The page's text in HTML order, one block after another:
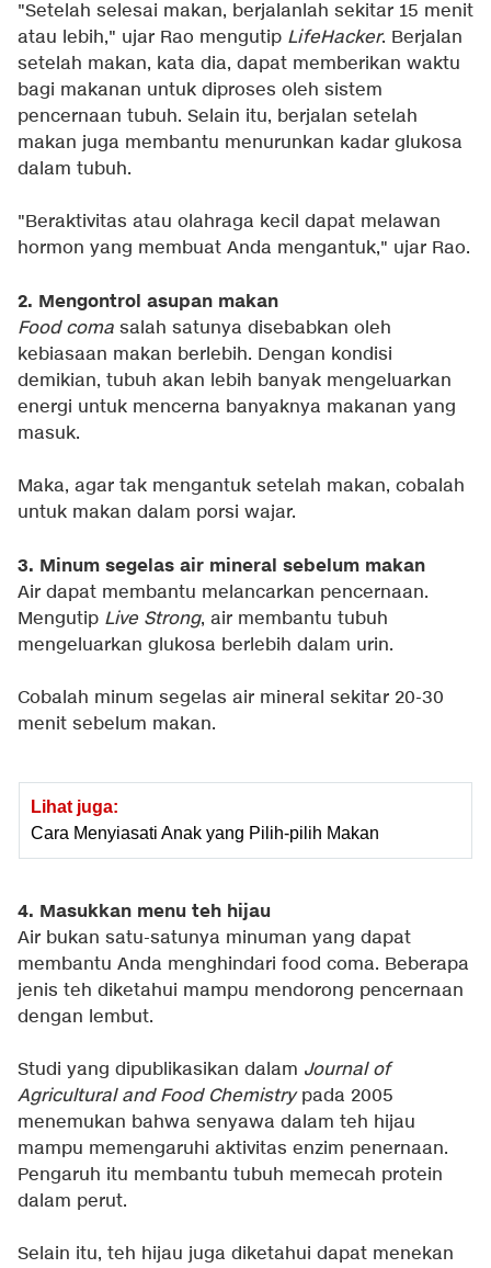
"Setelah selesai makan, berjalanlah sekitar 15 menit
atau lebih," ujar Rao mengutip LifeHacker. Berjalan
setelah makan, kata dia, dapat memberikan waktu
bagi makanan untuk diproses oleh sistem
pencernaan tubuh. Selain itu, berjalan setelah
makan juga membantu menurunkan kadar glukosa
dalam tubuh.
"Beraktivitas atau olahraga kecil dapat melawan
hormon yang membuat Anda mengantuk," ujar Rao.
2. Mengontrol asupan makan
Food coma salah satunya disebabkan oleh
kebiasaan makan berlebih. Dengan kondisi
demikian, tubuh akan lebih banyak mengeluarkan
energi untuk mencerna banyaknya makanan yang
masuk.
Maka, agar tak mengantuk setelah makan, cobalah
untuk makan dalam porsi wajar.
3. Minum segelas air mineral sebelum makan
Air dapat membantu melancarkan pencernaan.
Mengutip Live Strong, air membantu tubuh
mengeluarkan glukosa berlebih dalam urin.
Cobalah minum segelas air mineral sekitar 20-30
menit sebelum makan.
Lihat juga:
Cara Menyiasati Anak yang Pilih-pilih Makan
4. Masukkan menu teh hijau
Air bukan satu-satunya minuman yang dapat
membantu Anda menghindari food coma. Beberapa
jenis teh diketahui mampu mendorong pencernaan
dengan lembut.
Studi yang dipublikasikan dalam Journal of
Agricultural and Food Chemistrypada 2005
menemukan bahwa senyawa dalam teh hijau
mampu memengaruhi aktivitas enzim penernaan.
Pengaruh itu membantu tubuh memecah protein
dalam perut.
Selain itu, teh hijau juga diketahui dapat menekan